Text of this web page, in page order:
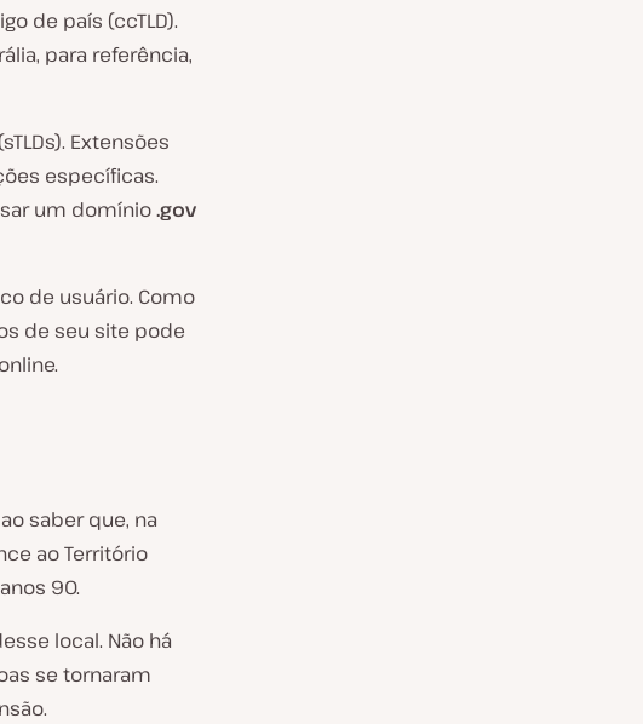
de país (ccTLD).
para referência,
Extensões
específicas.
um domínio.gov
de usuário. Como
de seu site pode
saber que, na
ao Território
90.
local. Não há
se tornaram